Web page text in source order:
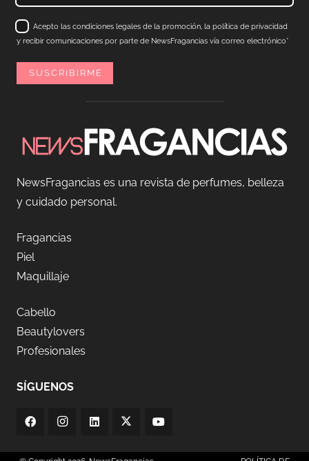
Acepto las condiciones legales de la promoción, la política de privacidad
y recibir comunicaciones por parte de NewsFragancias vía correo electrónico*
NewsFragancias es una revista de perfumes, belleza
y cuidado personal.
Fragancias
Piel
Maquillaje
Cabello
Beautylovers
Profesionales
SÍGUENOS